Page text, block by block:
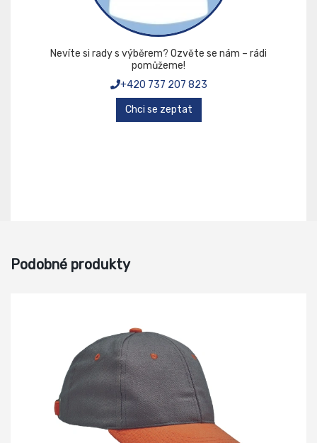
Nevíte si rady s výběrem? Ozvěte se nám – rádi
pomůžeme!
+420 737 207 823
Chci se zeptat
Podobné produkty